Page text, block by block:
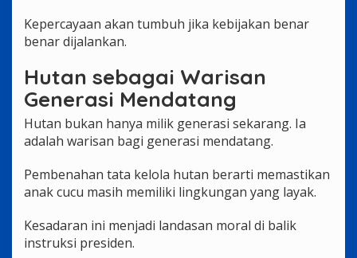
Kepercayaan akan tumbuh jika kebijakan benar
benar dijalankan.
Hutan sebagai Warisan
Generasi Mendatang
Hutan bukan hanya milik generasi sekarang. Ia
adalah warisan bagi generasi mendatang.
Pembenahan tata kelola hutan berarti memastikan
anak cucu masih memiliki lingkungan yang layak.
Kesadaran ini menjadi landasan moral di balik
instruksi presiden.